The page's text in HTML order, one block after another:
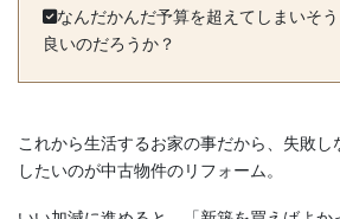
なんだかんだ予算を超えてしまいそ
良いのだろうか？
これから生活するお家の事だから、失敗
したいのが中古物件のリフォーム。